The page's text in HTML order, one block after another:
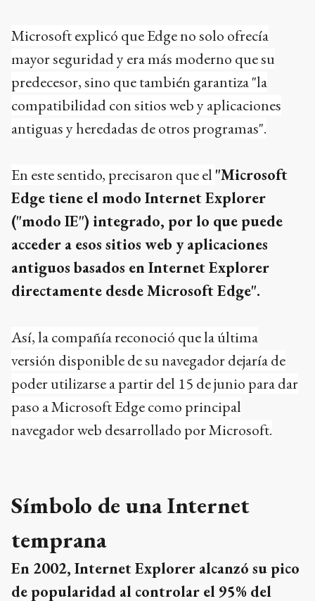
Microsoft explicó que Edge no solo ofrecía
mayor seguridad y era más moderno que su
predecesor, sino que también garantiza "la
compatibilidad con sitios web y aplicaciones
antiguas y heredadas de otros programas".
En este sentido, precisaron que el "Microsoft
Edge tiene el modo Internet Explorer
("modo IE") integrado, por lo que puede
acceder a esos sitios web y aplicaciones
antiguos basados en Internet Explorer
directamente desde Microsoft Edge".
Así, la compañía reconoció que la última
versión disponible de su navegador dejaría de
poder utilizarse a partir del 15 de junio para dar
paso a Microsoft Edge como principal
navegador web desarrollado por Microsoft.
Símbolo de una Internet
temprana
En 2002, Internet Explorer alcanzó su pico
de popularidad al controlar el 95% del